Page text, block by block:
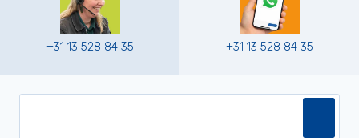
+31 13 528 84 35 +31 13 528 84 35